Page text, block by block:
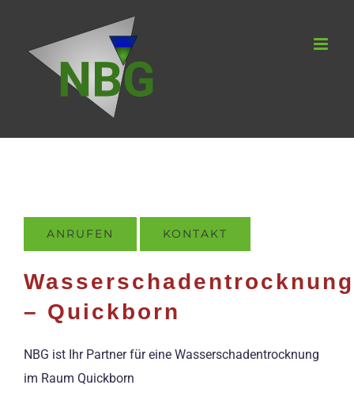
springen
ANRUFEN KONTAKT
Wasserschadentrocknung
– Quickborn
NBG ist Ihr Partner für eine Wasserschadentrocknung
im Raum Quickborn